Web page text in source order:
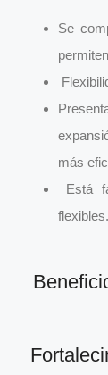
Se
más
Está
flexibles.